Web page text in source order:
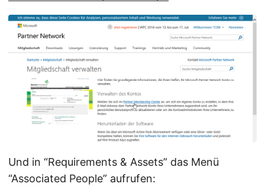
Und in “Requirements & Assets” das Menü
“Associated People” aufrufen: